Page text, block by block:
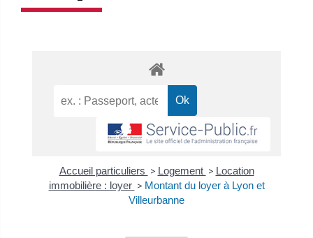
Accueil particuliers > Logement > Location
immobilière : loyer > Montant du loyer à Lyon et
Villeurbanne